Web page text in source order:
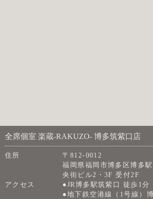
全席個室 楽蔵‐RAKUZO‐ 博多筑紫口店
住所
〒812-0012
福岡県福岡市博多区博多
央街ビル2・3F 受付2F
アクセス
●JR博多駅筑紫口 徒歩1分
●地下鉄空港線（1号線）